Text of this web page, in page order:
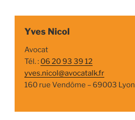
Yves Nicol
Avocat
Tél. : 06 20 93 39 12
yves.nicol@avocatalk.fr
160 rue Vendôme – 69003 Lyon